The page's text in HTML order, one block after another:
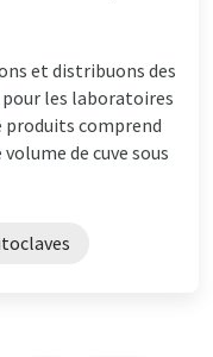
et distribuons des
les laboratoires
produits comprend
de cuve sous